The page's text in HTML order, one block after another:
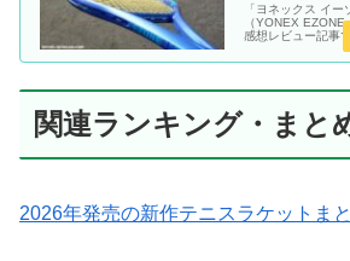
「ヨネックス イー
（YONEX
感想レビュー記事で
関連ランキング・まと
2026年発売の新作テニスラケットま